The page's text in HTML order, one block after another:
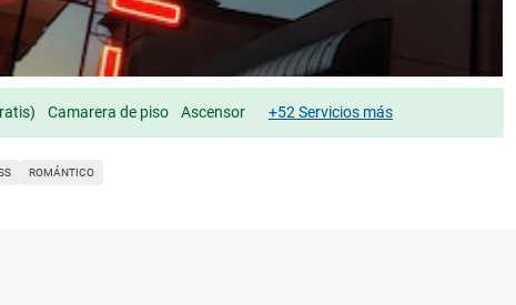
Camarera de piso Ascensor +52 Servicios más
ROMÁNTICO